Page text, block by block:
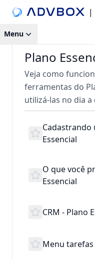
|
Menu
Plano
Veja como
ferramentas do
utilizá-las no dia
Cadastrando
Essencial
O que você
Essencial
CRM - Plano
Menu tarefas